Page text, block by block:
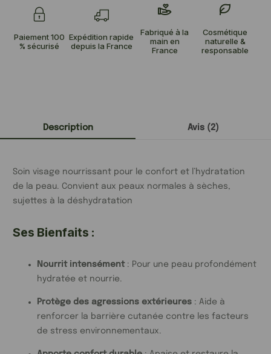
Paiement 100
% sécurisé
Expédition rapide
depuis la France
Fabriqué à la
main en
France
Cosmétique
naturelle &
responsable
Description Avis (2)
Soin visage nourrissant pour le confort et l’hydratation
de la peau. Convient aux peaux normales à sèches,
sujettes à la déshydratation
Ses Bienfaits :
Nourrit intensément: Pour une peau profondément
hydratée et nourrie.
Protège des agressions extérieures : Aide à
renforcer la barrière cutanée contre les facteurs
de stress environnementaux.